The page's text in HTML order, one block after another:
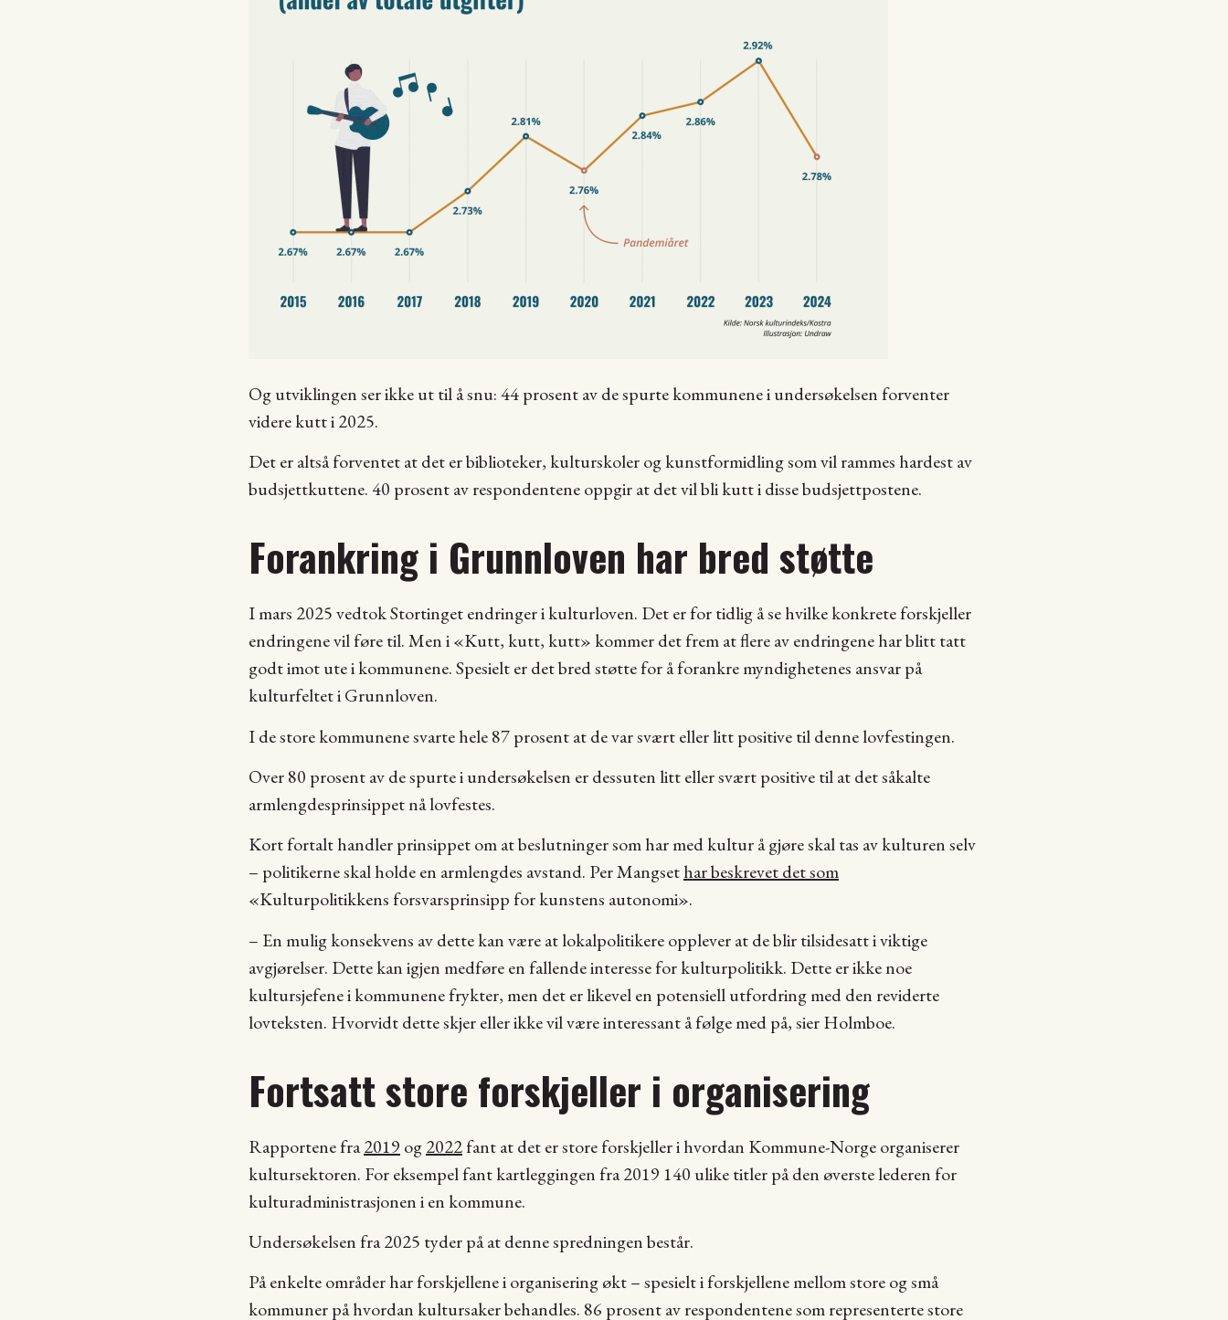
Og utviklingen ser ikke ut til å snu: 44 prosent av de spurte kommunene i undersøkelsen forventer
videre kutt i 2025.
Det er altså forventet at det er biblioteker, kulturskoler og kunstformidling som vil rammes hardest av
budsjettkuttene. 40 prosent av respondentene oppgir at det vil bli kutt i disse budsjettpostene.
Forankring i Grunnloven har bred støtte
I mars 2025 vedtok Stortinget endringer i kulturloven. Det er for tidlig å se hvilke konkrete forskjeller
endringene vil føre til. Men i «Kutt, kutt, kutt» kommer det frem at flere av endringene har blitt tatt
godt imot ute i kommunene. Spesielt er det bred støtte for å forankre myndighetenes ansvar på
kulturfeltet i Grunnloven.
I de store kommunene svarte hele 87 prosent at de var svært eller litt positive til denne lovfestingen.
Over 80 prosent av de spurte i undersøkelsen er dessuten litt eller svært positive til at det såkalte
armlengdesprinsippet nå lovfestes.
Kort fortalt handler prinsippet om at beslutninger som har med kultur å gjøre skal tas av kulturen selv
– politikerne skal holde en armlengdes avstand. Per Mangsethar beskrevet det som
«Kulturpolitikkens forsvarsprinsipp for kunstens autonomi».
– En mulig konsekvens av dette kan være at lokalpolitikere opplever at de blir tilsidesatt i viktige
avgjørelser. Dette kan igjen medføre en fallende interesse for kulturpolitikk. Dette er ikke noe
kultursjefene i kommunene frykter, men det er likevel en potensiell utfordring med den reviderte
lovteksten. Hvorvidt dette skjer eller ikke vil være interessant å følge med på, sier Holmboe.
Fortsatt store forskjeller i organisering
Rapportene fra2019 og2022fant at det er store forskjeller i hvordan Kommune-Norge organiserer
kultursektoren. For eksempel fant kartleggingen fra 2019 140 ulike titler på den øverste lederen for
kulturadministrasjonen i en kommune.
Undersøkelsen fra 2025 tyder på at denne spredningen består.
På enkelte områder har forskjellene i organisering økt – spesielt i forskjellene mellom store og små
kommuner på hvordan kultursaker behandles. 86 prosent av respondentene som representerte store